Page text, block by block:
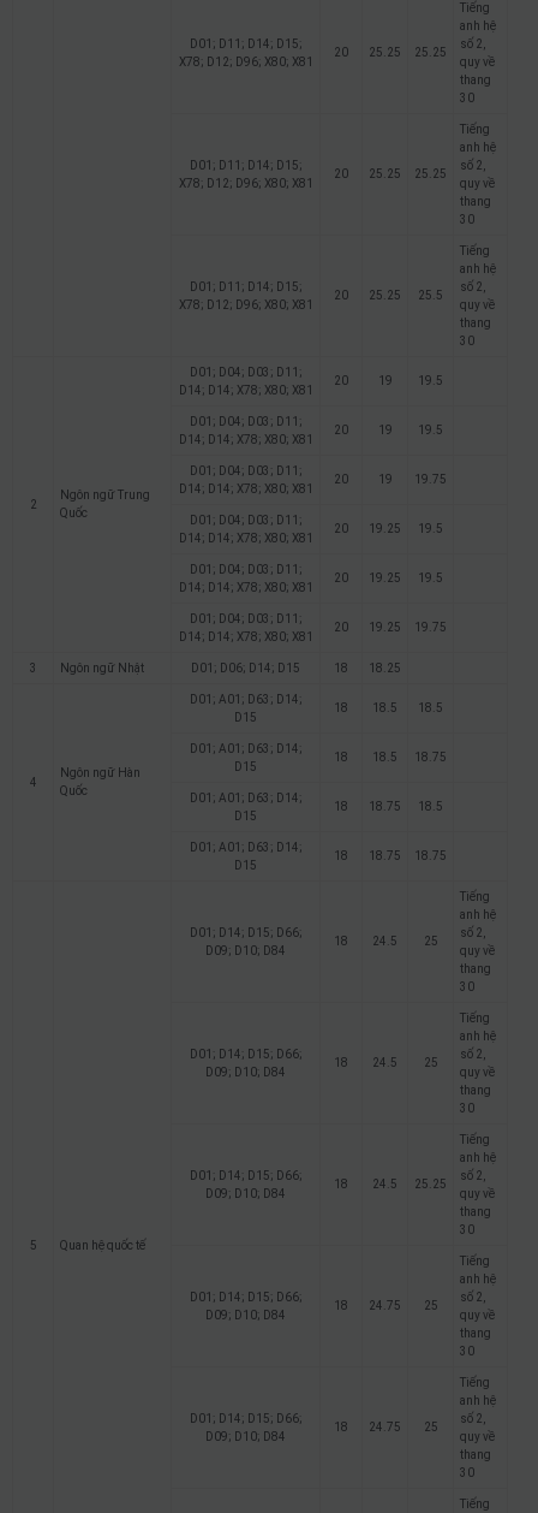
D01; D11; D14; D15;
X78; D12; D96; X80; X81
20 25.25 25.25
Tiếng
anh hệ
số 2,
quy về
thang
30
D01; D11; D14; D15;
X78; D12; D96; X80; X81
20 25.25 25.25
Tiếng
anh hệ
số 2,
quy về
thang
30
D01; D11; D14; D15;
X78; D12; D96; X80; X81
20 25.25 25.5
Tiếng
anh hệ
số 2,
quy về
thang
30
2
Ngôn ngữ Trung
Quốc
D01; D04; D03; D11;
D14; D14; X78; X80; X81
20 19 19.5
D01; D04; D03; D11;
D14; D14; X78; X80; X81
20 19 19.5
D01; D04; D03; D11;
D14; D14; X78; X80; X81
20 19 19.75
D01; D04; D03; D11;
D14; D14; X78; X80; X81
20 19.25 19.5
D01; D04; D03; D11;
D14; D14; X78; X80; X81
20 19.25 19.5
D01; D04; D03; D11;
D14; D14; X78; X80; X81
20 19.25 19.75
3 Ngôn ngữ Nhật D01; D06; D14; D15 18 18.25
4
Ngôn ngữ Hàn
Quốc
D01; A01; D63; D14;
D15
18 18.5 18.5
D01; A01; D63; D14;
D15
18 18.5 18.75
D01; A01; D63; D14;
D15
18 18.75 18.5
D01; A01; D63; D14;
D15
18 18.75 18.75
5 Quan hệ quốc tế
D01; D14; D15; D66;
D09; D10; D84
18 24.5 25
Tiếng
anh hệ
số 2,
quy về
thang
30
D01; D14; D15; D66;
D09; D10; D84
18 24.5 25
Tiếng
anh hệ
số 2,
quy về
thang
30
D01; D14; D15; D66;
D09; D10; D84
18 24.5 25.25
Tiếng
anh hệ
số 2,
quy về
thang
30
D01; D14; D15; D66;
D09; D10; D84
18 24.75 25
Tiếng
anh hệ
số 2,
quy về
thang
30
D01; D14; D15; D66;
D09; D10; D84
18 24.75 25
Tiếng
anh hệ
số 2,
quy về
thang
30
Tiếng